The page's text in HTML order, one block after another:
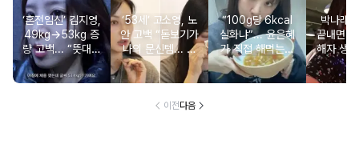
‘혼전임신’ 김지영,
49kg→53kg 증
량 고백... “뜻대로
안돼”
‘53세’ 고소영, 노
안 고백 “돋보기가
나의 문신템... 받
아들이기로 했다”
“100g당 6kcal
실화냐”... 윤은혜
가 직접 해먹는다
는 ‘저칼로리 건강
밥’ 레시피, 난리
박나래
끝내면
해자 생
이전다음